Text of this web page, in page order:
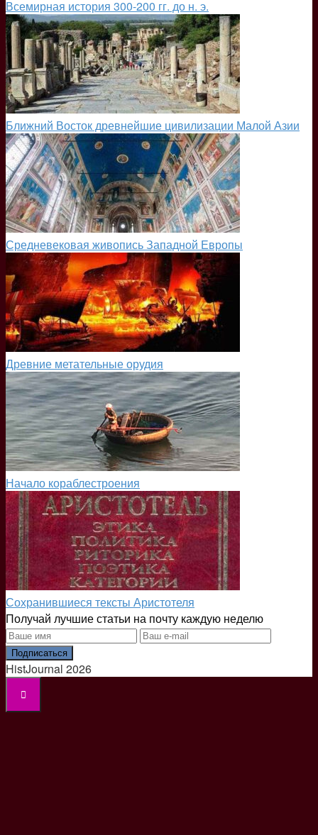
Всемирная история 300-200 гг. до н. э.
Ближний Восток древнейшие цивилизации Малой Азии
Средневековая живопись Западной Европы
Древние метательные орудия
Начало кораблестроения
Сохранившиеся тексты Аристотеля
Получай лучшие статьи на почту каждую неделю
Подписаться
HistJournal 2026